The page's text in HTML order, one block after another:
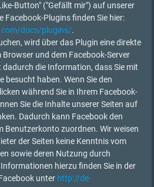
Button" ("Gefällt mir") auf unserer
Facebook-Plugins finden Sie hier:
docs/plugins/.
wird über das Plugin eine direkte
und dem Facebook-Server
die Information, dass Sie mit
besucht haben. Wenn Sie den
während Sie in Ihrem Facebook-
Sie die Inhalte unserer Seiten auf
Dadurch kann Facebook den
Benutzerkonto zuordnen. Wir weisen
der Seiten keine Kenntnis vom
sowie deren Nutzung durch
hierzu finden Sie in der
unter http://de-